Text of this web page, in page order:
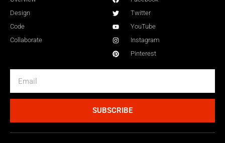
Design
Code
Collaborate
Twitter
YouTube
Instagram
Pinterest
SUBSCRIBE